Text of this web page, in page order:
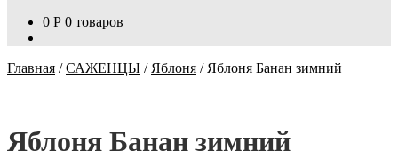
0 Р 0 товаров
Главная /САЖЕНЦЫ / Яблоня / Яблоня Банан зимний
Яблоня Банан зимний